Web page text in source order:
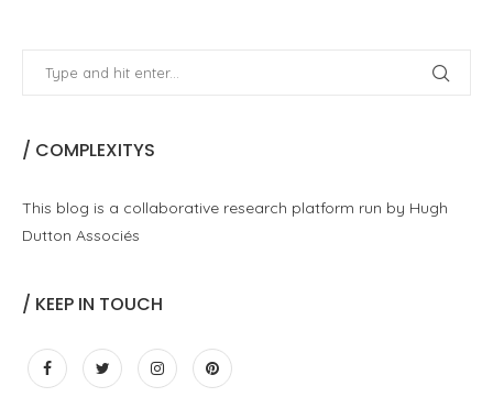
/ COMPLEXITYS
This blog is a collaborative research platform run by Hugh
Dutton Associés
/ KEEP IN TOUCH